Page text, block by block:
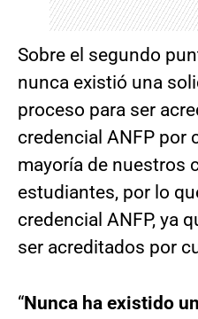
Sobre el segundo
nunca existió una
proceso para ser
credencial ANFP por
mayoría de nuestros
estudiantes, por lo
credencial ANFP, ya
ser acreditados por
“Nunca ha existido